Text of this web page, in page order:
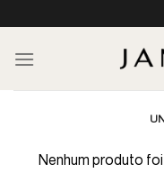
to
content
Nenhum produto